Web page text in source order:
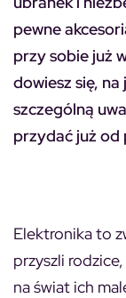
pewne
przy sobie już
dowiesz się,
szczególną
przydać już od
Elektronika to
przyszli
na świat ich